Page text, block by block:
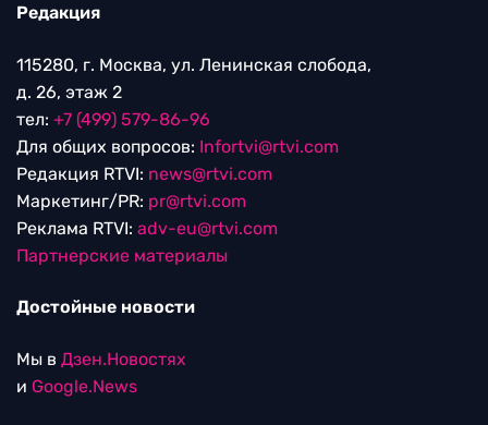
Редакция
115280, г. Москва, ул. Ленинская слобода,
д. 26, этаж 2
тел: +7 (499) 579-86-96
Для общих вопросов: Infortvi@rtvi.com
Редакция RTVI: news@rtvi.com
Маркетинг/PR: pr@rtvi.com
Реклама RTVI: adv-eu@rtvi.com
Партнерские материалы
Достойные новости
Мы в Дзен.Новостях
и Google.News